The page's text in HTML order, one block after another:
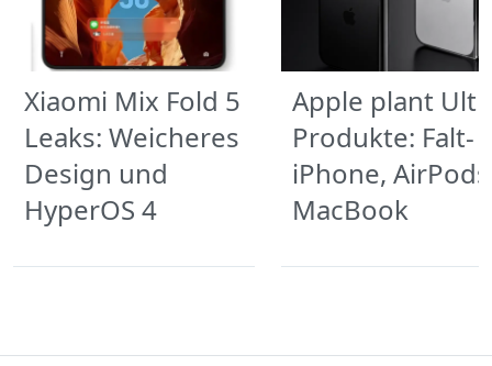
Xiaomi Mix Fold 5
Leaks: Weicheres
Design und
HyperOS 4
Apple plant
Produkte: Falt-
iPhone,
MacBook